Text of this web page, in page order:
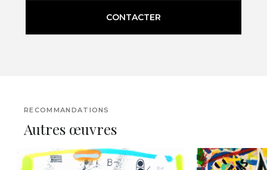
CONTACTER
RECOMMANDATIONS
Autres œuvres